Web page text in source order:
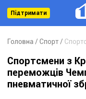
Підтримати
Головна Спорт
Спортсмени з
переможців
пневматичної